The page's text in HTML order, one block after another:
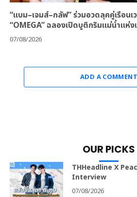
“แบม–เจมส์–กลัฟ” ร่วมอวดลุคคู่เรือนเ
“OMEGA” ฉลองเปิดบูติกริมแม่น้ำแห่
07/08/2026
ADD A COMMENT
OUR PICKS
THHeadline X
Interview
07/08/2026